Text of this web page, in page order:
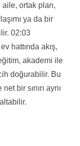
ortak plan,
ya da bir
02:03
hattında akış,
akademi ile
doğurabilir. Bu
bir sınırı aynı